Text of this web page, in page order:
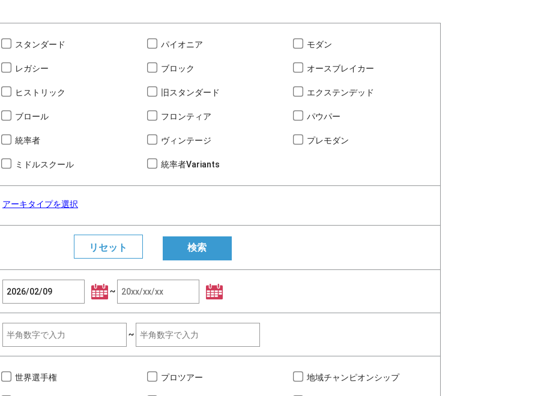
スタンダード パイオニア モダン
レガシー ブロック オースブレイカー
ヒストリック 旧スタンダード エクステンデッド
ブロール フロンティア パウパー
統率者 ヴィンテージ プレモダン
ミドルスクール 統率者Variants
アーキタイプを選択
~
~
世界選手権 プロツアー 地域チャンピオンシップ